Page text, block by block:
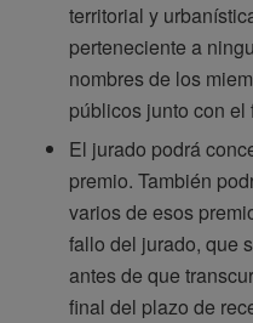
territorial y
perteneciente a
nombres de los
públicos junto con el
El jurado podrá
premio. También
varios de esos
fallo del jurado, que
antes de que
final del plazo de